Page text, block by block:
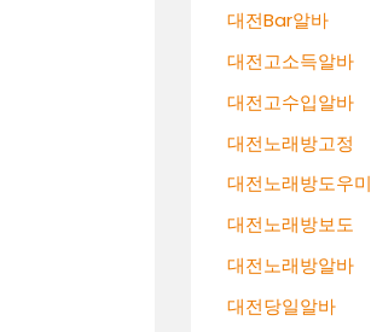
대전Bar알바
대전고소득알바
대전고수입알바
대전노래방고정
대전노래방도우미
대전노래방보도
대전노래방알바
대전당일알바